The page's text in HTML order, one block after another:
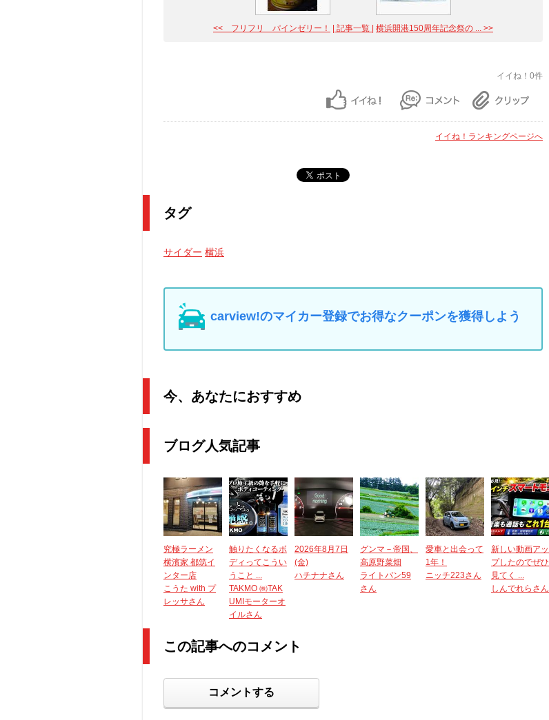
<< フリフリ パインゼリー！ | 記事一覧 | 横浜開港150周年記念祭の ... >>
イイね！0件
イイね！ランキングページへ
タグ
サイダー 横浜
carview!のマイカー登録でお得なクーポンを獲得しよう
今、あなたにおすすめ
ブログ人気記事
究極ラーメン
横濱家 都筑イ
ンター店
こうた with プ
レッサさん
触りたくなるボ
ディってこうい
うこと ...
TAKMO ㈱TAK
UMIモーターオ
イルさん
2026年8月7日
(金)
ハチナナさん
グンマ－帝国、
高原野菜畑
ライトバン59
さん
愛車と出会って
1年！
ニッチ223さん
新しい動画アッ
プしたのでぜひ
見てく ...
しんでれらさん
この記事へのコメント
コメントする